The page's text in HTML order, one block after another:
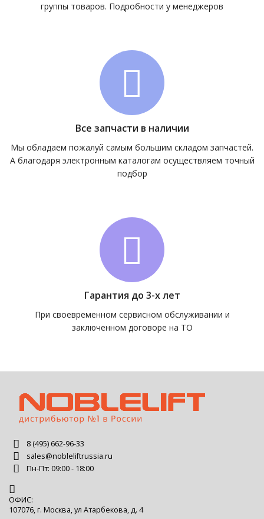
группы товаров. Подробности у менеджеров
Все запчасти в наличии
Мы обладаем пожалуй самым большим складом запчастей.
А благодаря электронным каталогам осуществляем точный
подбор
Гарантия до 3-х лет
При своевременном сервисном обслуживании и
заключенном договоре на ТО
8 (495) 662-96-33
sales@nobleliftrussia.ru
Пн-Пт: 09:00 - 18:00
ОФИС:
107076, г. Москва, ул Атарбекова, д. 4